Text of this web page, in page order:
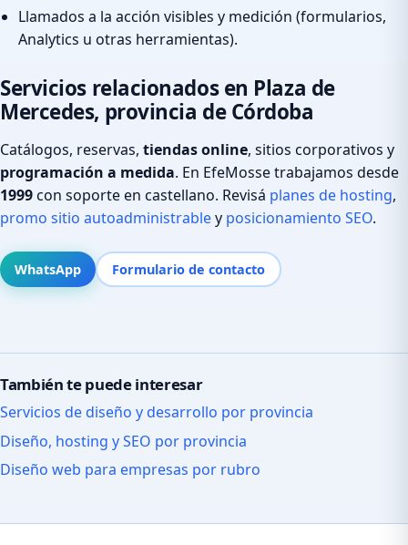
Llamados a la acción visibles y medición (formularios,
Analytics u otras herramientas).
Servicios relacionados en Plaza de
Mercedes, provincia de Córdoba
Catálogos, reservas, tiendas online, sitios corporativos y
programación a medida. En EfeMosse trabajamos desde
1999con soporte en castellano. Revisá planes de hosting,
promo sitio autoadministrabley posicionamiento SEO.
WhatsApp Formulario de contacto
También te puede interesar
Servicios de diseño y desarrollo por provincia
Diseño, hosting y SEO por provincia
Diseño web para empresas por rubro